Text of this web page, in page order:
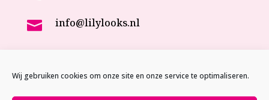
Wij gebruiken cookies om onze site en onze service te optimaliseren.
 info@lilylooks.nl
2635 NC Den Hoorn (ZH)